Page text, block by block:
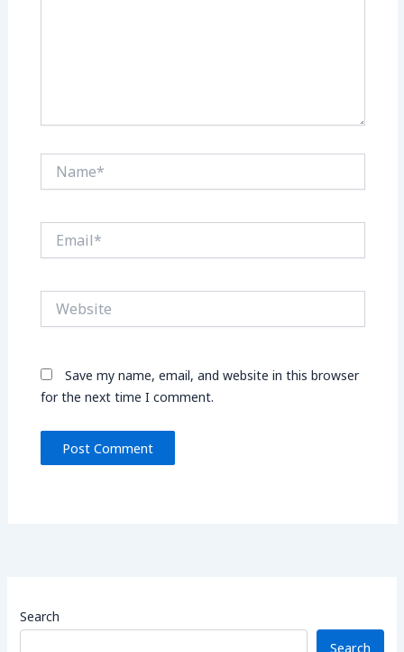
Save my name, email, and website in this browser
for the next time I comment.
Search
Search